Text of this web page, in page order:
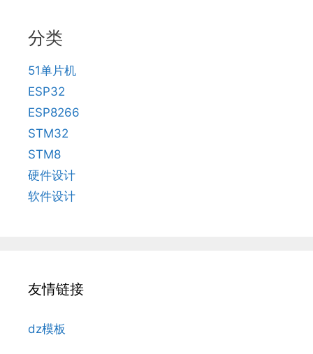
分类
51单片机
ESP32
ESP8266
STM32
STM8
硬件设计
软件设计
友情链接
dz模板